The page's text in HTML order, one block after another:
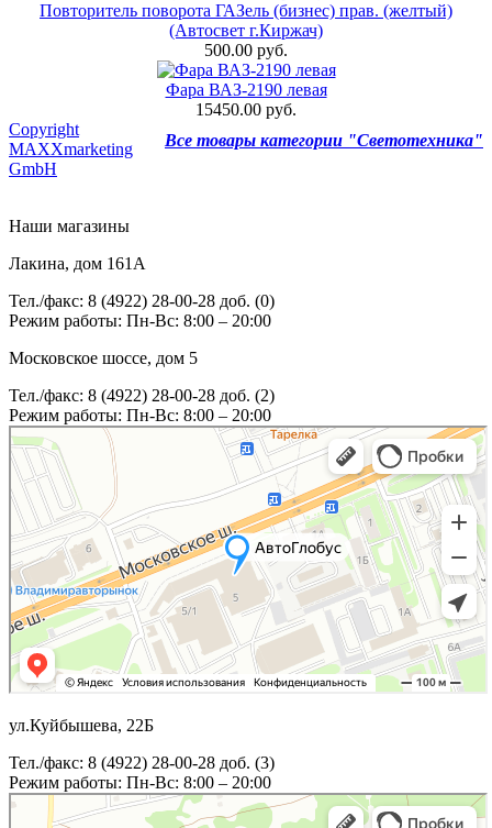
Повторитель поворота ГАЗель (бизнес) прав. (желтый)
(Автосвет г.Киржач)
500.00 руб.
Фара ВАЗ-2190 левая
15450.00 руб.
Все товары категории "Светотехника"
Copyright
MAXXmarketing
GmbH
Наши магазины
Лакина, дом 161А
Тел./факс: 8 (4922) 28-00-28 доб. (0)
Режим работы: Пн-Вс: 8:00 – 20:00
Московское шоссе, дом 5
Тел./факс: 8 (4922) 28-00-28 доб. (2)
Режим работы: Пн-Вс: 8:00 – 20:00
ул.Куйбышева, 22Б
Тел./факс: 8 (4922) 28-00-28 доб. (3)
Режим работы: Пн-Вс: 8:00 – 20:00